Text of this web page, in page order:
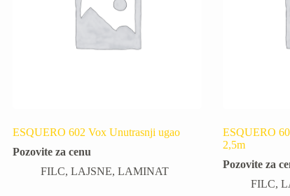
ESQUERO 602 Vox Unutrasnji ugao
Pozovite za cenu
FILC, LAJSNE, LAMINAT
ESQUERO
2,5m
Pozovite za
FILC,